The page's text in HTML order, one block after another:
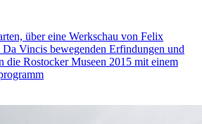
über eine Werkschau von Felix
Vincis bewegenden Erfindungen und
die Rostocker Museen 2015 mit einem